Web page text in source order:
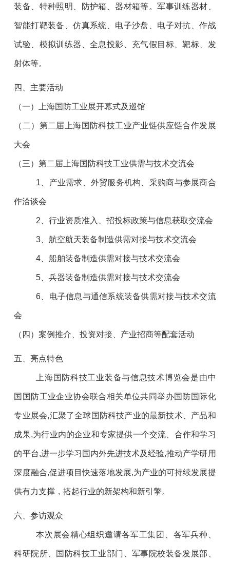
装备、特种照明、防护箱、器材箱等。军事训练器材、
智能打靶装备、仿真系统、电子沙盘、电子对抗、作战
试验、模拟训练器、全息投影、充气假目标、靶标、发
射体等。
四、主要活动
（一）上海国防工业展开幕式及巡馆
（二）第二届上海国防科技工业产业链供应链合作发展
大会
（三）第二届上海国防科技工业供需与技术交流会
1、产业需求、外贸服务机构、采购商与参展商合
作洽谈会
2、行业资质准入、招投标政策与信息获取交流会
3、航空航天装备制造供需对接与技术交流会
4、船舶装备制造供需对接与技术交流会
5、兵器装备制造供需对接与技术交流会
6、电子信息与通信系统装备供需对接与技术交流
会
（四）案例推介、投资对接、产业招商等配套活动
五、亮点特色
上海国防科技工业装备与信息技术博览会是由中
国国防工业企业协会联合相关单位共同举办国防国际化
专业展会,汇聚了全球国防科技产业的最新技术、产品和
成果,为行业内的企业和专家提供一个交流、合作和学习
的平台,进一步学习国内外先进技术及经验,推动产学研用
深度融合,促进项目快速落地发展,为产业的可持续发展提
供有力支撑，搭起行业的新架构和新引擎。
六、参访观众
本次展会精心组织邀请各军工集团、各军兵种、
科研院所、国防科技工业部门、军事院校装备发展部、